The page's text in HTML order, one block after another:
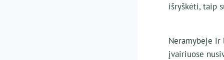
išryškėti, taip
Neramybėje ir
įvairiuose